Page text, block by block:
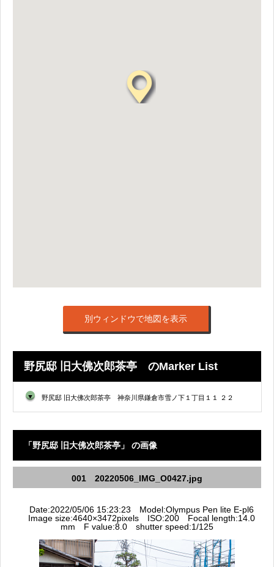
別ウィンドウで地図を表示
野尻邸 旧大佛次郎茶亭 のMarker List
▼ 野尻邸 旧大佛次郎茶亭 神奈川県鎌倉市雪ノ下１丁目１１ ２２
「野尻邸 旧大佛次郎茶亭」 の画像
001 20220506_IMG_O0427.jpg
Date:2022/05/06 15:23:23 Model:Olympus Pen lite E-pl6
Image size:4640×3472pixels ISO:200 Focal length:14.0
mm F value:8.0 shutter speed:1/125